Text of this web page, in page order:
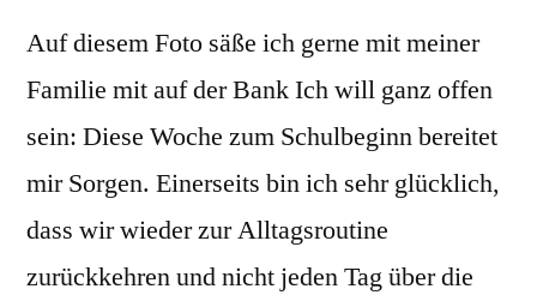
Auf diesem Foto säße ich gerne mit meiner
Familie mit auf der Bank Ich will ganz offen
sein: Diese Woche zum Schulbeginn bereitet
mir Sorgen. Einerseits bin ich sehr glücklich,
dass wir wieder zur Alltagsroutine
zurückkehren und nicht jeden Tag über die